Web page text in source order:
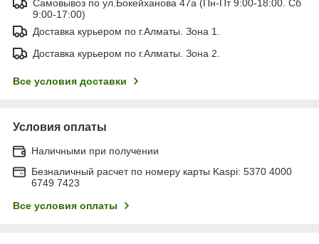
Самовывоз по ул.Бокейханова 47а (Пн-Пт 9:00-18:00. Сб
9:00-17:00)
Доставка курьером по г.Алматы. Зона 1.
Доставка курьером по г.Алматы. Зона 2.
Все условия доставки
Условия оплаты
Наличными при получении
Безналичный расчет по номеру карты Kaspi: 5370 4000
6749 7423
Все условия оплаты